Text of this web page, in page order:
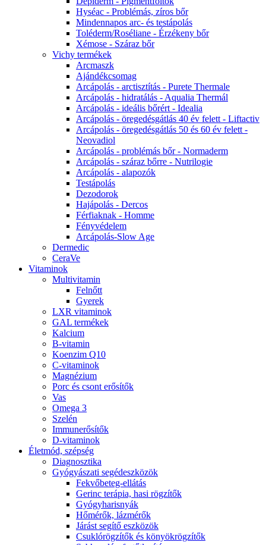
Hyséac - Problémás, zíros bőr
Mindennapos arc- és testápolás
Toléderm/Roséliane - Érzékeny bőr
Xémose - Száraz bőr
Vichy termékek
Arcmaszk
Ajándékcsomag
Arcápolás - arctisztítás - Purete Thermale
Arcápolás - hidratálás - Aqualia Thermál
Arcápolás - ideális bőrért - Idealia
Arcápolás - öregedésgátlás 40 év felett - Liftactiv
Arcápolás - öregedésgátlás 50 és 60 év felett -
Neovadiol
Arcápolás - problémás bőr - Normaderm
Arcápolás - száraz bőrre - Nutrilogie
Arcápolás - alapozók
Testápolás
Dezodorok
Hajápolás - Dercos
Férfiaknak - Homme
Fényvédelem
Arcápolás-Slow Age
Dermedic
CeraVe
Vitaminok
Multivitamin
Felnőtt
Gyerek
LXR vitaminok
GAL termékek
Kalcium
B-vitamin
Koenzim Q10
C-vitaminok
Magnézium
Porc és csont erősítők
Vas
Omega 3
Szelén
Immunerősítők
D-vitaminok
Életmód, szépség
Diagnosztika
Gyógyászati segédeszközök
Fekvőbeteg-ellátás
Gerinc terápia, hasi rögzítők
Gyógyharisnyák
Hőmérők, lázmérők
Járást segítő eszközök
Csuklórögzítők és könyökrögzítők